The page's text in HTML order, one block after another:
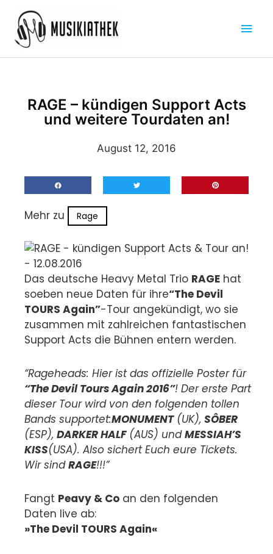
Inhalt
springen
RAGE – kündigen Support Acts
und weitere Tourdaten an!
August 12, 2016
Mehr zu Rage
Das deutsche Heavy Metal Trio RAGE hat
soeben neue Daten für ihre“The Devil
TOURS Again”-Tour angekündigt, wo sie
zusammen mit zahlreichen fantastischen
Support Acts die Bühnen entern werden.
“Rageheads: Hier ist das offizielle Poster für
“The Devil Tours Again 2016”! Der erste Part
dieser Tour wird von den folgenden tollen
Bands supportet:MONUMENT(UK), SÔBER
(ESP), DARKER HALF(AUS) undMESSIAH’S
KISS(USA). Also sichert Euch eure Tickets.
Wir sindRAGE!!!”
Fangt Peavy & Co an den folgenden
Daten live ab:
»The Devil TOURS Again«